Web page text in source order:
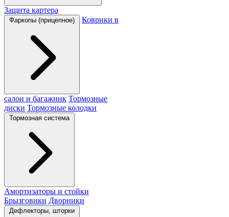
Защита картера
Фаркопы (прицепное) Коврики в
салон и багажник Тормозные
диски Тормозные колодки
Тормозная система
Амортизаторы и стойки
Брызговики Дворники
Дефлекторы, шторки